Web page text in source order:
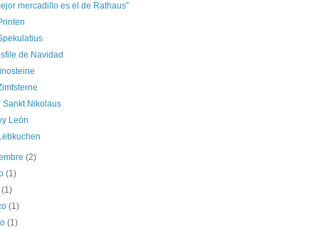
mercadillo es el de Rathaus”
de Navidad
Sankt Nikolaus
León
(2)
(1)
(1)
(1)
(1)